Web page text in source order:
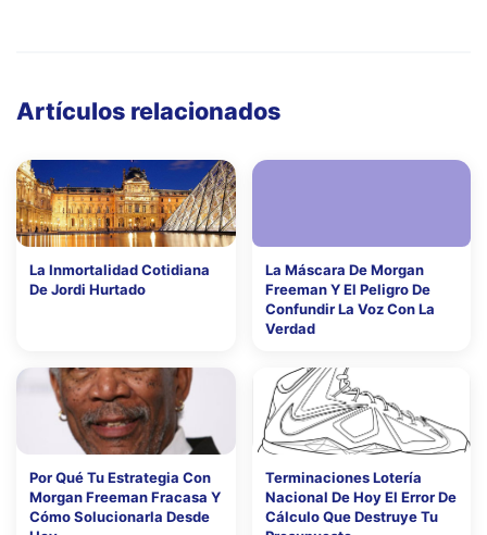
Artículos relacionados
La Inmortalidad Cotidiana
De Jordi Hurtado
La Máscara De Morgan
Freeman Y El Peligro De
Confundir La Voz Con La
Verdad
Por Qué Tu Estrategia Con
Morgan Freeman Fracasa Y
Cómo Solucionarla Desde
Terminaciones Lotería
Nacional De Hoy El Error De
Cálculo Que Destruye Tu